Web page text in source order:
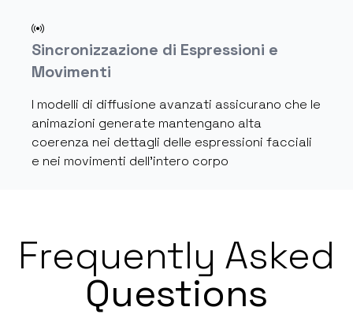
Sincronizzazione di Espressioni e
Movimenti
I modelli di diffusione avanzati assicurano che le
animazioni generate mantengano alta
coerenza nei dettagli delle espressioni facciali
e nei movimenti dell'intero corpo
Frequently Asked
Questions